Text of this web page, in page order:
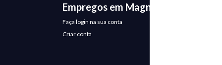
Empregos em Magneto
Faça login na sua conta
Criar conta